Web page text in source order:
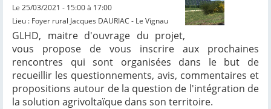
Le 25/03/2021 - 15:00 à 17:00
Lieu : Foyer rural Jacques DAURIAC - Le Vignau
GLHD, maitre d'ouvrage du projet,
vous propose de vous inscrire aux prochaines
rencontres qui sont organisées dans le but de
recueillir les questionnements, avis, commentaires et
propositions autour de la question de l'intégration de
la solution agrivoltaïque dans son territoire.